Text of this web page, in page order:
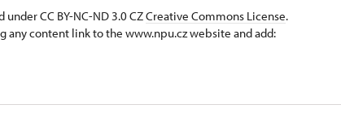
CC BY-NC-ND 3.0 CZCreative Commons License.
content link to the www.npu.cz website and add: